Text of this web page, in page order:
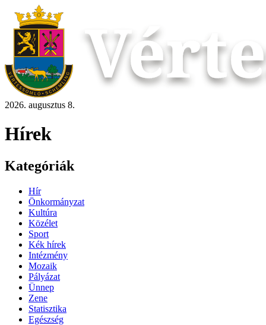
2026. augusztus 8.
Hírek
Kategóriák
Hír
Önkormányzat
Kultúra
Közélet
Sport
Kék hírek
Intézmény
Mozaik
Pályázat
Ünnep
Zene
Statisztika
Egészség